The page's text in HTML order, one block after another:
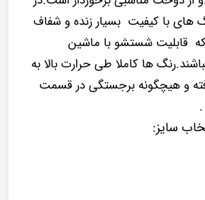
های با کیفیت بسیار زنده و شفاف
قابلیت شستشو با ماشین
ها کاملا طی حرارت بالا به
و هیچگونه برجستگی در قسمت
سایز: